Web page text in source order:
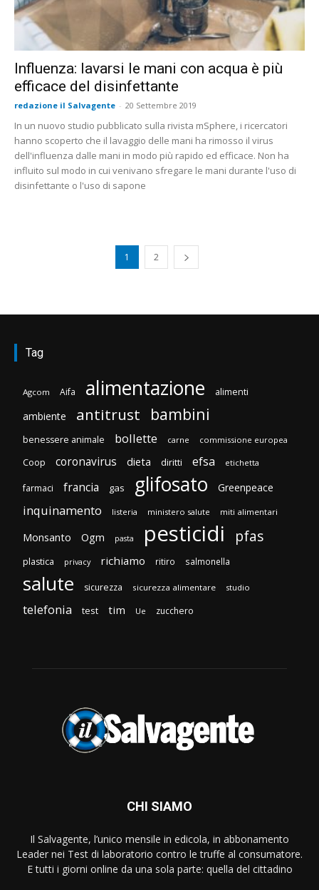
Influenza: lavarsi le mani con acqua è più
efficace del disinfettante
redazione il Salvagente - 20 Settembre 2019
In un nuovo studio pubblicato sulla rivista mSphere, i ricercatori
hanno scoperto che il lavaggio delle mani ha rimosso il virus
dell'influenza dalle mani in modo più rapido ed efficace. Non ha
influito sul modo in cui venivano sfregare le mani durante l'uso di
disinfettante o l'uso di sapone
1 2
Tag
Agcom Aifa alimentazione alimenti
ambiente antitrust bambini
benessere animale bollette carne commissione europea
Coop coronavirus dieta diritti efsa etichetta
farmaci francia gas glifosato Greenpeace
inquinamento listeria ministero salute miti alimentari
Monsanto Ogm pasta pesticidi pfas
plastica privacy richiamo ritiro salmonella
salute sicurezza sicurezza alimentare studio
telefonia test tim Ue zucchero
CHI SIAMO
Il Salvagente, l’unico mensile in edicola, in abbonamento
Leader nei Test di laboratorio contro le truffe al consumatore.
E tutti i giorni online da una sola parte: quella del cittadino